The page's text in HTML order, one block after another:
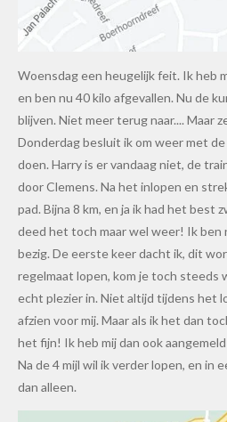
Woensdag een heugelijk feit. Ik heb
en ben nu 40 kilo afgevallen. Nu de
blijven. Niet meer terug naar.... Maar
Donderdag besluit ik om weer met
doen. Harry is er vandaag niet, de
door Clemens. Na het inlopen en
pad. Bijna 8 km, en ja ik had het best
deed het toch maar wel weer! Ik ben
bezig. De eerste keer dacht ik, dit
regelmaat lopen, kom je toch steeds
echt plezier in. Niet altijd tijdens het
afzien voor mij. Maar als ik het dan
het fijn! Ik heb mij dan ook
Na de 4 mijl wil ik verder lopen, en in
dan alleen.